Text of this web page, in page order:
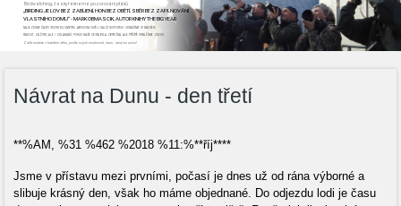
Birdwatching, česky řekneme pozorování ptáků
„BIRDING JE LOV BEZ ZABÍJENÍ, HON BEZ OBĚTÍ, SBĚR BEZ ZAPLŇOVÁNÍ
VLASTNÍHO DOMU“ - MARK OBMASCIK, AUTOR KNIHY THE BIG YEAR
NAJEZDÍME ČASTO STOVKY KILOMETRŮ, ABYCHOM VIDĚLI DALŠÍ NOVÝ DRUH. ODNÁŠÍME SI NADŠENÍ,
RADOST, ZÁŽITKY, ALE I ZKLAMÁNÍ, POKUD NAŠE CESTA BYLA ZBYTEČNÁ, ALE PŘÍŠTĚ VYRÁŽÍME ZNOVU
Začít můžete v každém věku, podle svých možností, času...stojí to za to!
Návrat na Dunu - den třetí
**%AM, %31 %462 %2018 %11:%**říj****
Jsme v přístavu mezi prvními, počasí je dnes už od rána výborné a
slibuje krásný den, však ho máme objednané. Do odjezdu lodi je času